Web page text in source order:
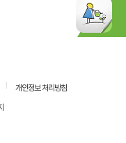
개인정보 처리방침